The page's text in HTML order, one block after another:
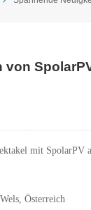
mit SpolarPV
Österreich